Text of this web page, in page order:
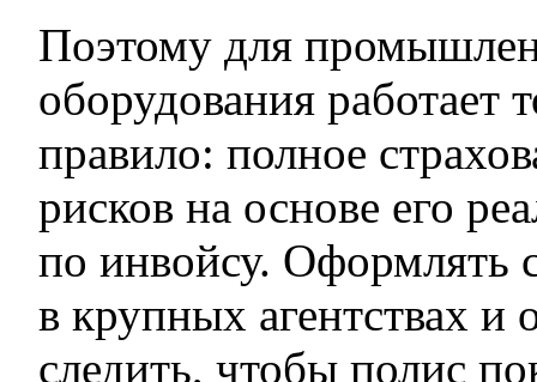
Поэтому для
оборудования работает
правило: полное
рисков на основе его
по инвойсу. Оформлять
в крупных агентствах и
следить, чтобы полис